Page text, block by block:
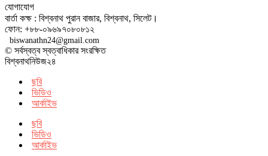
যোগাযোগ
বার্তা কক্ষ : বিশ্বনাথ পুরান বাজার, বিশ্বনাথ, সিলেট।
ফোন: +৮৮-০৯৬৯৭০৮০৮১২
biswanathn24@gmail.com
© সর্বস্বত্ব স্বত্বাধিকার সংরক্ষিত
বিশ্বনাথনিউজ২৪
ছবি
ভিডিও
আর্কাইভ
ছবি
ভিডিও
আর্কাইভ